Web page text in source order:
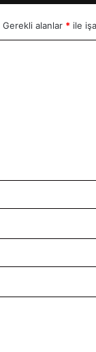
Gerekli alanlar * ile